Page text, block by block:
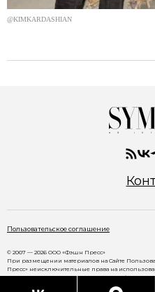
@KIMKARDASHIAN
Пользовательское соглашение
© 2007 — 2026 ООО «Фэшн Пресс»
При размещении материалов на Сайте
Пресс» неисключительные права на
создание производных произведений, а